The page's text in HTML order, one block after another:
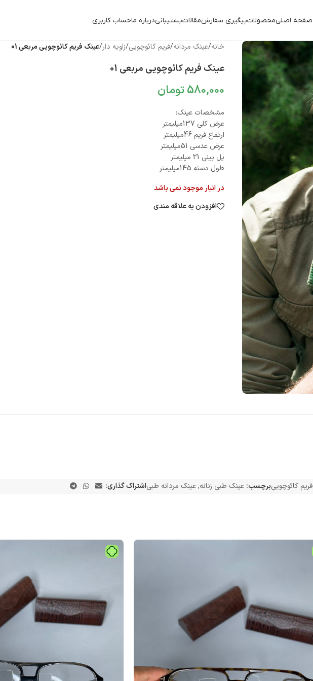
صفحه اصلیمحصولاتپیگیری سفارشمقالاتپشتیبانیدرباره ماحساب کاربری
خانه/عینک مردانه/فریم کائوچویی/زاویه دار/عینک فریم کائوچویی مربعی 01
عینک فریم کائوچویی مربعی 01
580,000تومان
مشخصات عینک:
عرض کلی 137میلیمتر
ارتفاع فریم 46میلیمتر
عرض عدسی 51میلیمتر
پل بینی 21 میلیمتر
طول دسته 145میلیمتر
در انبار موجود نمی باشد
افزودن به علاقه مندی
فریم کائوچوییبرچسب: عینک طبی زنانه, عینک مردانه طبیاشتراک گذاری: